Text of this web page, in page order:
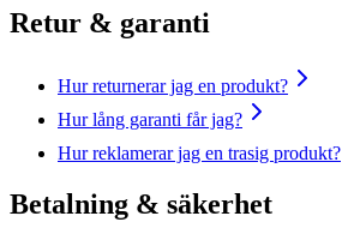
Retur & garanti
Hur returnerar jag en produkt?
Hur lång garanti får jag?
Hur reklamerar jag en trasig produkt?
Betalning & säkerhet